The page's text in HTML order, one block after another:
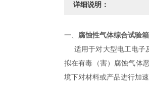
详细说明：
一、 腐蚀性气体综合试验箱
适用于对大型电工电子
拟在有毒（害）腐蚀气体
境下对材料或产品进行加